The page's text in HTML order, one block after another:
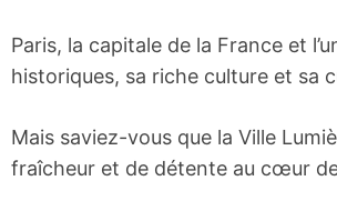
Paris, la capitale de la France et
historiques, sa riche culture et sa
Mais saviez-vous que la Ville
fraîcheur et de détente au cœur